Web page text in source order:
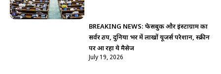
BREAKING NEWS: फेसबुक और इंस्टाग्राम का
सर्वर ठप, दुनिया भर में लाखों यूजर्स परेशान, स्क्रीन
पर आ रहा ये मैसेज
July 19, 2026